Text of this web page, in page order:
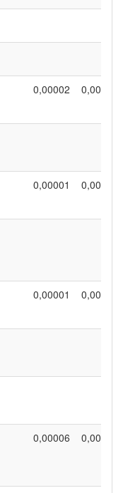
0,00002 0,00002
0,00001 0,00001
0,00001 0,00001
0,00006 0,00006